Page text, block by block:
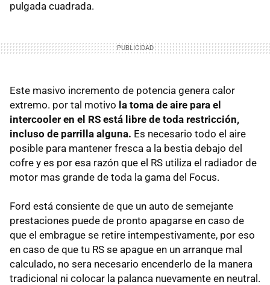
pulgada cuadrada.
Este masivo incremento de potencia genera calor
extremo. por tal motivo la toma de aire para el
intercooler en el RS está libre de toda restricción,
incluso de parrilla alguna. Es necesario todo el aire
posible para mantener fresca a la bestia debajo del
cofre y es por esa razón que el RS utiliza el radiador de
motor mas grande de toda la gama del Focus.
Ford está consiente de que un auto de semejante
prestaciones puede de pronto apagarse en caso de
que el embrague se retire intempestivamente, por eso
en caso de que tu RS se apague en un arranque mal
calculado, no sera necesario encenderlo de la manera
tradicional ni colocar la palanca nuevamente en neutral.